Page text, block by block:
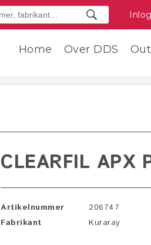
Home Over DDS
CLEARFIL APX
Artikelnummer
206747
Fabrikant
Kuraray